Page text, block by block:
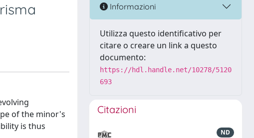
of the minor's
is thus
Informazioni
Utilizza questo identificativo per
citare o creare un link a questo
documento:
https://hdl.handle.net/10278/5120
693
Citazioni
ND